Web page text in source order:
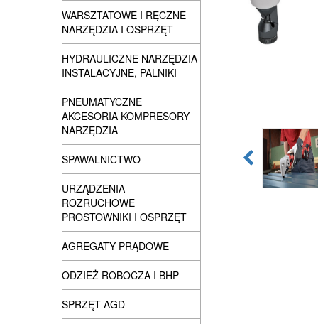
WARSZTATOWE I RĘCZNE
NARZĘDZIA I OSPRZĘT
HYDRAULICZNE NARZĘDZIA
INSTALACYJNE, PALNIKI
PNEUMATYCZNE
AKCESORIA KOMPRESORY
NARZĘDZIA
SPAWALNICTWO
URZĄDZENIA
ROZRUCHOWE
PROSTOWNIKI I OSPRZĘT
AGREGATY PRĄDOWE
ODZIEŻ ROBOCZA I BHP
SPRZĘT AGD